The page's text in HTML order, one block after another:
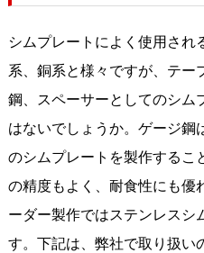
シムプレートによく使用され
系、銅系と様々ですが、テー
鋼、スペーサーとしてのシム
はないでしょうか。ゲージ鋼
のシムプレートを製作するこ
の精度もよく、耐食性にも優
ーダー製作ではステンレスシ
す。下記は、弊社で取り扱い